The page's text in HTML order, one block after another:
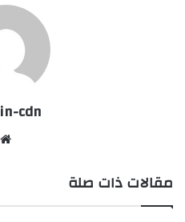
cdn
مقالات ذات صلة